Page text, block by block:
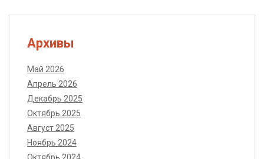
Архивы
Май 2026
Апрель 2026
Декабрь 2025
Октябрь 2025
Август 2025
Ноябрь 2024